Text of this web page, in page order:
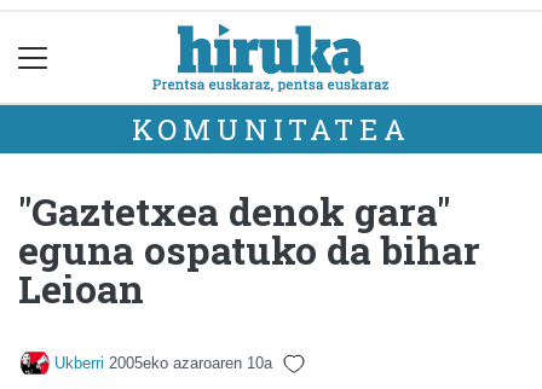
KOMUNITATEA
"Gaztetxea denok gara"
eguna ospatuko da bihar
Leioan
Ukberri 2005eko azaroaren 10a